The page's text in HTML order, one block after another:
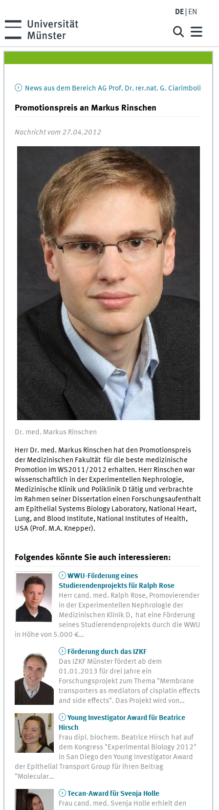
DE EN
News aus dem Bereich AG Prof. Dr. rer.nat. G. Ciarimboli
Promotionspreis an Markus Rinschen
Nachricht vom 27.04.2012
Dr. med. Markus Rinschen
Herr Dr. med. Markus Rinschen hat den Promotionspreis
der Medizinischen Fakultät für die beste medizinische
Promotion im WS2011/2012 erhalten. Herr Rinschen war
wissenschaftlich in der Experimentellen Nephrologie,
Medizinische Klinik und Poliklinik D tätig und verbrachte
im Rahmen seiner Dissertation einen Forschungsaufenthalt
am Epithelial Systems Biology Laboratory, National Heart,
Lung, and Blood Institute, National Institutes of Health,
USA (Prof. M.A. Knepper).
Folgendes könnte Sie auch interessieren:
WWU-Förderung eines
Studierendenprojekts für Ralph Rose
Herr cand. med. Ralph Rose, Promovierender
in der Experimentellen Nephrologie der
Medizinischen Klinik D, hat eine Förderung
seines Studierendenprojekts durch die WWU
in Höhe von 5.000 €…
Förderung durch das IZKF
Das IZKF Münster fördert ab dem
01.01.2013 für drei Jahre ein
Forschungsprojekt zum Thema "Membrane
transporters as mediators of cisplatin effects
and side effects". Das Projekt wird von…
Young Investigator Award für Beatrice
Hirsch
Frau dipl. biochem. Beatrice Hirsch hat auf
dem Kongress "Experimental Biology 2012"
in San Diego den Young Investigator Award
der Epithelial Transport Group für ihren Beitrag
"Molecular…
Tecan-Award für Svenja Holle
Frau cand. med. Svenja Holle erhielt den